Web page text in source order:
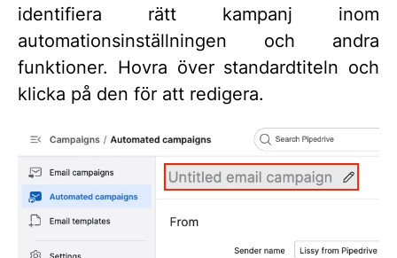
identifiera rätt kampanj inom
automationsinställningen och andra
funktioner. Hovra över standardtiteln och
klicka på den för att redigera.